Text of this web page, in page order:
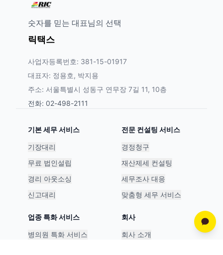
숫자를 믿는 대표님의 선택
릭택스
사업자등록번호: 381-15-01917
대표자: 정용호, 박지용
주소: 서울특별시 성동구 연무장 7길 11, 10층
전화: 02-498-2111
기본 세무 서비스
기장대리
무료 법인설립
경리 아웃소싱
신고대리
전문 컨설팅 서비스
경정청구
재산제세 컨설팅
세무조사 대응
맞춤형 세무 서비스
업종 특화 서비스
병의원 특화 서비스
회사
회사 소개